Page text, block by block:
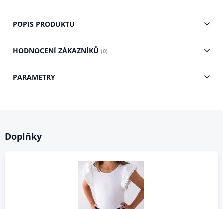
POPIS PRODUKTU
HODNOCENÍ ZÁKAZNÍKŮ (0)
PARAMETRY
Doplňky